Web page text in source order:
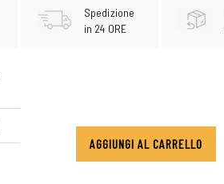
Spedizione
in 24 ORE
AGGIUNGI AL CARRELLO